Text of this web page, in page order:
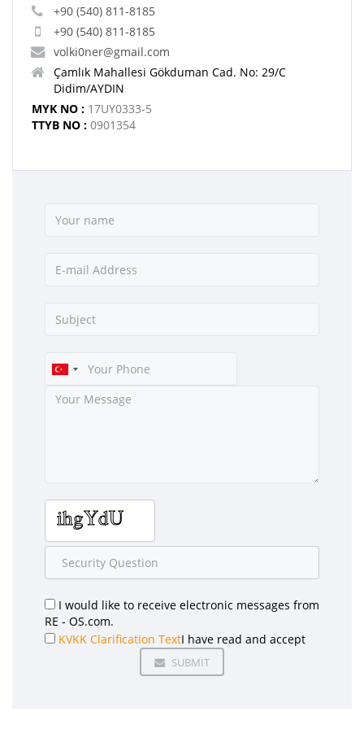
+90 (540) 811-8185
+90 (540) 811-8185
volki0ner@gmail.com
Çamlık Mahallesi Gökduman Cad. No: 29/C
Didim/AYDIN
MYK NO : 17UY0333-5
TTYB NO : 0901354
I would like to receive electronic messages from
RE - OS.com.
KVKK Clarification TextI have read and accept
SUBMIT